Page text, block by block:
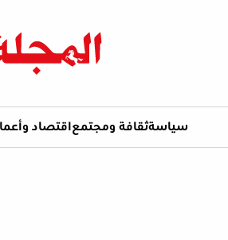
سياسةثقافة ومجتمع اقتصاد